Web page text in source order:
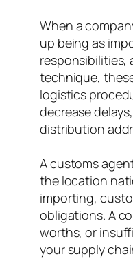
When a
up being as
responsibilities,
technique,
logistics
decrease
distribution
A customs
the location
importing,
obligations. A
worths, or
your supply